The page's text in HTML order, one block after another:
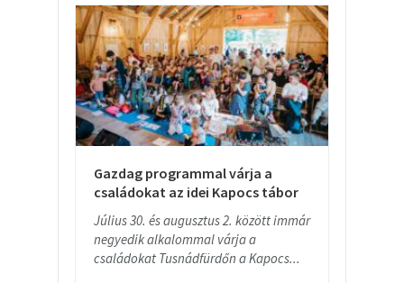
Gazdag programmal várja a
családokat az idei Kapocs tábor
Július 30. és augusztus 2. között immár
negyedik alkalommal várja a
családokat Tusnádfürdőn a Kapocs...